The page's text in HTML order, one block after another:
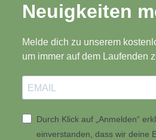
Neuigkeiten
Melde dich zu unserem
um immer auf dem Laufenden
Durch Klick auf „Anmelden“
einverstanden, dass wir deine